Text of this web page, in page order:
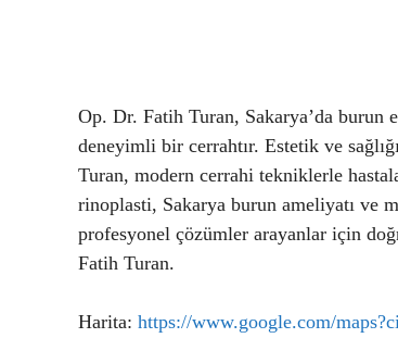
Op. Dr. Fatih Turan, Sakarya’da burun
deneyimli bir cerrahtır. Estetik ve
Turan, modern cerrahi tekniklerle
rinoplasti, Sakarya burun ameliyatı ve
profesyonel çözümler arayanlar için
Fatih Turan.
Harita: https://www.google.com/